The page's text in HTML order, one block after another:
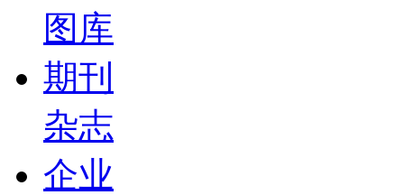
图库
期刊
杂志
企业